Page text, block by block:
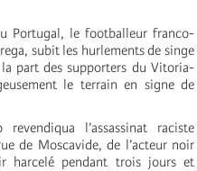
Portugal, le footballeur franco-
subit les hurlements de singe
part des supporters du Vitoria-
le terrain en signe de
l’assassinat raciste
de Moscavide, de l’acteur noir
harcelé pendant trois jours et